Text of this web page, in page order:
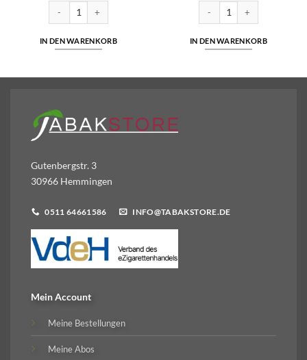
ActiTube Aktivkohle Filter | 50 Filter pro Packung Menge
IN DEN WARENKORB
Gizeh Feinfilter Klebefläche
IN DEN WARENKORB
Gutenbergstr. 3
30966 Hemmingen
0511 64661586 INFO@TABAKSTORE.DE
Mein Account
Meine Bestellungen
Meine Abos